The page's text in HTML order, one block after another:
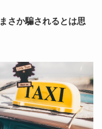
まさか騙されるとは思